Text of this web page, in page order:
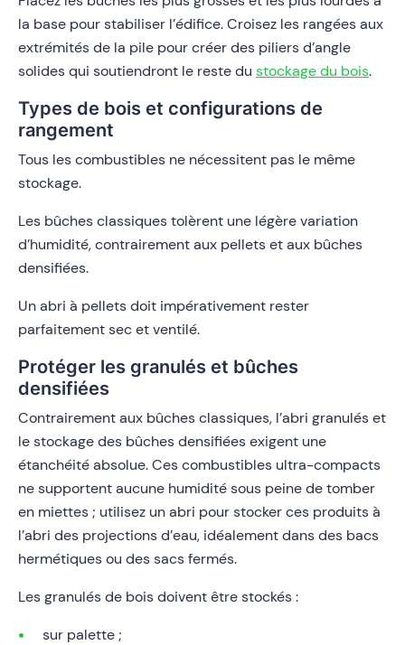
la base pour stabiliser l’édifice. Croisez les rangées aux
extrémités de la pile pour créer des piliers d’angle
solides qui soutiendront le reste du stockage du bois.
Types de bois et configurations de
rangement
Tous les combustibles ne nécessitent pas le même
stockage.
Les bûches classiques tolèrent une légère variation
d’humidité, contrairement aux pellets et aux bûches
densifiées.
Un abri à pellets doit impérativement rester
parfaitement sec et ventilé.
Protéger les granulés et bûches
densifiées
Contrairement aux bûches classiques, l’abri granulés et
le stockage des bûches densifiées exigent une
étanchéité absolue. Ces combustibles ultra-compacts
ne supportent aucune humidité sous peine de tomber
en miettes ; utilisez un abri pour stocker ces produits à
l’abri des projections d’eau, idéalement dans des bacs
hermétiques ou des sacs fermés.
Les granulés de bois doivent être stockés :
sur palette ;